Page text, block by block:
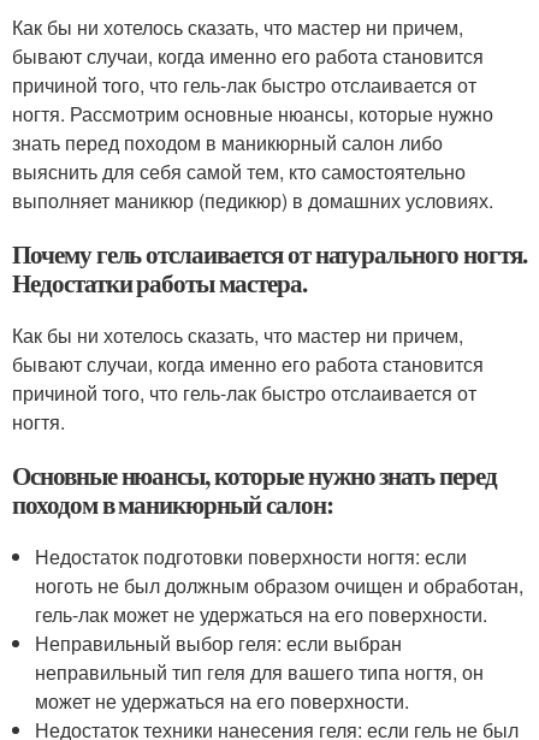
Как бы ни хотелось сказать, что мастер ни причем,
бывают случаи, когда именно его работа становится
причиной того, что гель-лак быстро отслаивается от
ногтя. Рассмотрим основные нюансы, которые нужно
знать перед походом в маникюрный салон либо
выяснить для себя самой тем, кто самостоятельно
выполняет маникюр (педикюр) в домашних условиях.
Почему гель отслаивается от натурального ногтя.
Недостатки работы мастера.
Как бы ни хотелось сказать, что мастер ни причем,
бывают случаи, когда именно его работа становится
причиной того, что гель-лак быстро отслаивается от
ногтя.
Основные нюансы, которые нужно знать перед
походом в маникюрный салон:
Недостаток подготовки поверхности ногтя: если
ноготь не был должным образом очищен и обработан,
гель-лак может не удержаться на его поверхности.
Неправильный выбор геля: если выбран
неправильный тип геля для вашего типа ногтя, он
может не удержаться на его поверхности.
Недостаток техники нанесения геля: если гель не был